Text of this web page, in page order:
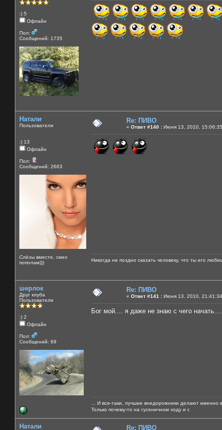
:) 5
Офлайн
Пол:
Сообщений: 1735
Натали
Пользователи
:) 13
Офлайн
Пол:
Сообщений: 2663
Слёзы вместе, смех
пополам)))
Re: ПИВО
« Ответ #140 : Июня 13, 2010,
Никогда не поздно сказать человеку, что ты его
шерлок
Друг клуба
Пользователи
:) 2
Офлайн
Пол:
Сообщений: 69
Re: ПИВО
« Ответ #141 : Июня 13, 2010,
Бог мой.... я даже не знаю с чего
... И все-таки, лучшие внедорожники делают именно
Только почему-то на гусеничном ходу и с
Натали Re: ПИВО